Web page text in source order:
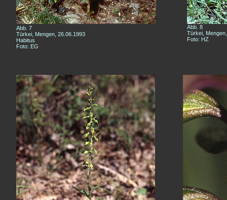
Abb. 7
Türkei, Mengen, 26.06.1993
Habitus
Foto: EG
Abb. 8
Türkei,
Foto: HZ